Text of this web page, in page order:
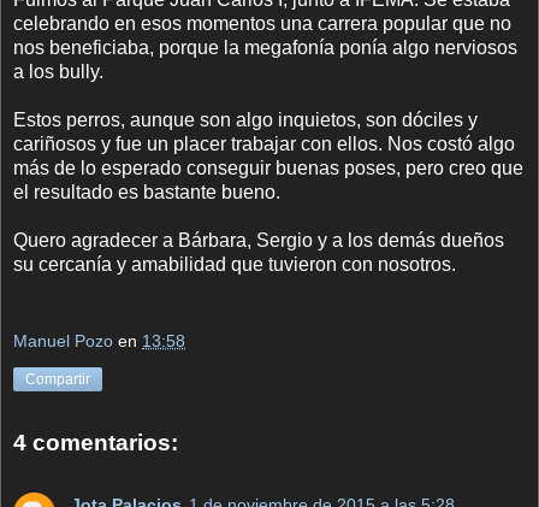
celebrando en esos momentos una carrera popular que no
nos beneficiaba, porque la megafonía ponía algo nerviosos
a los bully.
Estos perros, aunque son algo inquietos, son dóciles y
cariñosos y fue un placer trabajar con ellos. Nos costó algo
más de lo esperado conseguir buenas poses, pero creo que
el resultado es bastante bueno.
Quero agradecer a Bárbara, Sergio y a los demás dueños
su cercanía y amabilidad que tuvieron con nosotros.
Manuel Pozo en 13:58
Compartir
4 comentarios: